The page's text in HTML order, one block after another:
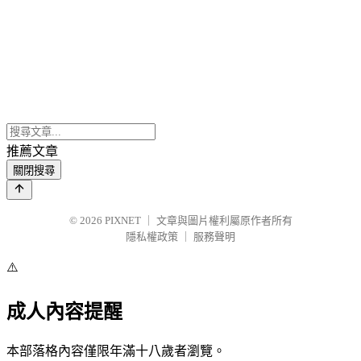
推薦文章
關閉搜尋
© 2026 PIXNET
文章與圖片權利屬原作者所有
隱私權政策
服務聲明
⚠️
成人內容提醒
本部落格內容僅限年滿十八歲者瀏覽。